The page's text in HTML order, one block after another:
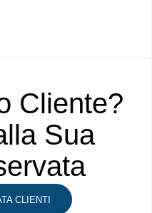
Cliente?
Sua
CLIENTI